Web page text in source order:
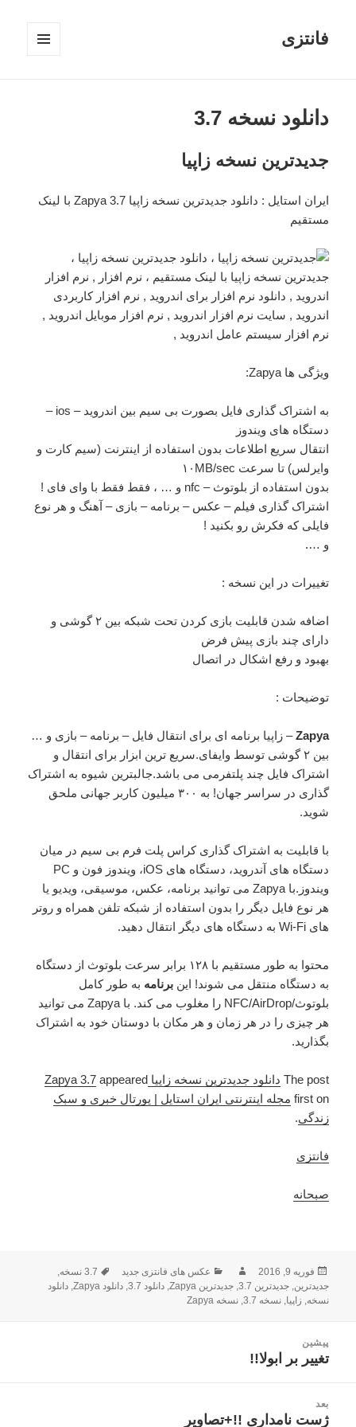
فانتزی
دانلود نسخه 3.7
جدیدترین نسخه زاپیا
ایران استایل
: دانلود جدیدترین نسخه زاپیا Zapya 3.7 با لینک
مستقیم
ویژگی ها Zapya:
به اشتراک گذاری فایل بصورت بی سیم بین اندروید – ios –
دستگاه های ویندوز
انتقال سریع اطلاعات بدون استفاده از اینترنت (سیم کارت و
وایرلس) تا سرعت ۱۰MB/sec
بدون استفاده از بلوتوث – nfc و … ، فقط فقط با وای فای !
اشتراک گذاری فیلم – عکس – برنامه – بازی – آهنگ و هر نوع
فایلی که فکرش رو بکنید !
و ….
تغییرات در این نسخه :
اضافه شدن قابلیت بازی کردن تحت شبکه بین ۲ گوشی و
دارای چند بازی پیش فرض
بهبود و رفع اشکال در اتصال
توضیحات :
Zapya– زاپیا برنامه ای برای انتقال فایل – برنامه – بازی و …
بین ۲ گوشی توسط وایفای.سریع ترین ابزار برای انتقال و
اشتراک فایل چند پلتفرمی می باشد.جالبترین شیوه به اشتراک
گذاری در سراسر جهان! به ۳۰۰ میلیون کاربر جهانی ملحق
شوید.
با قابلیت به اشتراک گذاری کراس پلت فرم بی سیم در میان
دستگاه های آندروید، دستگاه های iOS، ویندوز فون و PC
ویندوز.با Zapya می توانید برنامه، عکس، موسیقی، ویدیو یا
هر نوع فایل دیگر را بدون استفاده از شبکه تلفن همراه و روتر
های Wi-Fi به دستگاه های دیگر انتقال دهید.
محتوا به طور مستقیم با ۱۲۸ برابر سرعت بلوتوث از دستگاه
به دستگاه منتقل می شوند! اینبرنامه به طور کامل
بلوتوث/NFC/AirDrop را مغلوب می کند. با Zapya می توانید
هر چیزی را در هر زمان و هر مکان با دوستان خود به اشتراک
بگذارید.
The post دانلود جدیدترین نسخه زاپیا Zapya 3.7appeared
first on مجله اینترنتی ایران استایل | پورتال خبری و سبک
زندگی.
فانتزی
صبحانه
ارسال
شده
در
فوریه 9, 2016 نویسندهدسته‌ها
عکس های فانتزی جدید برچسب‌ها
3.7 نسخه
,
جدیدترین,جدیدترین 3.7 ,جدیدترین Zapya ,دانلود 3.7 ,دانلود Zapya ,دانلود
نسخه, زاپیا,نسخه 3.7 ,نسخه Zapya
نوشته
پیشین
نوشته
تغییر بر ابولا!!
بعد
نوشته
ژست نامداری !!+تصاویر